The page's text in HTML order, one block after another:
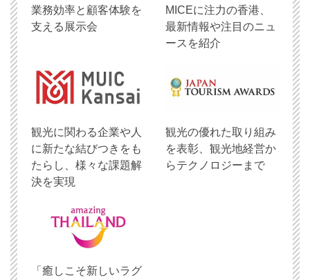
業務効率と顧客体験を
支える展示会
MICEに注力の香港、
最新情報や注目のニュ
ースを紹介
観光に関わる企業や人
に新たな結びつきをも
たらし、様々な課題解
決を実現
観光の優れた取り組み
を表彰、観光地経営か
らテクノロジーまで
「癒しこそ新しいラグ